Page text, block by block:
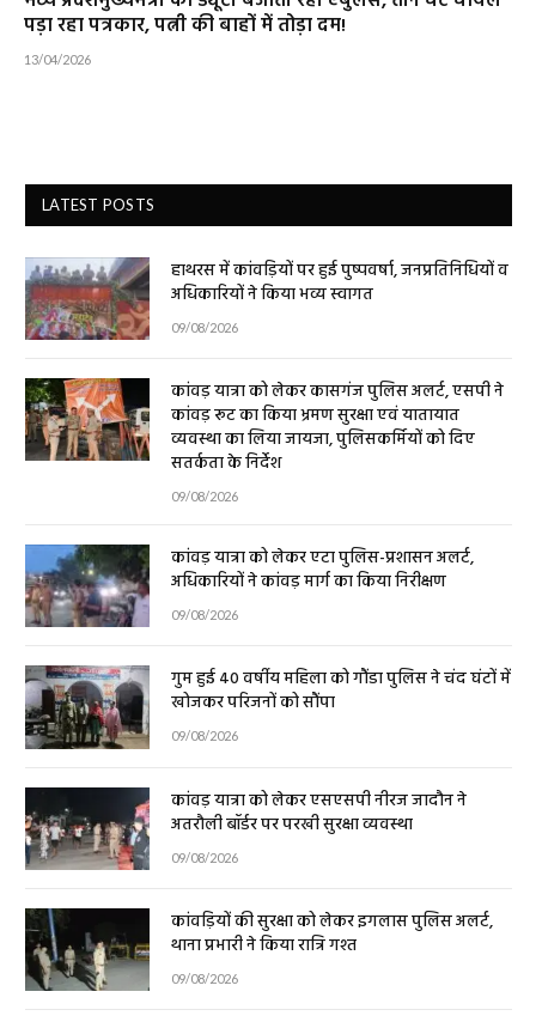
पड़ा रहा पत्रकार, पत्नी की बाहों में तोड़ा दम!
13/04/2026
LATEST POSTS
हाथरस में कांवड़ियों पर हुई पुष्पवर्षा, जनप्रतिनिधियों व
अधिकारियों ने किया भव्य स्वागत
09/08/2026
कांवड़ यात्रा को लेकर कासगंज पुलिस अलर्ट, एसपी ने
कांवड़ रूट का किया भ्रमण सुरक्षा एवं यातायात
व्यवस्था का लिया जायजा, पुलिसकर्मियों को दिए
सतर्कता के निर्देश
09/08/2026
कांवड़ यात्रा को लेकर एटा पुलिस-प्रशासन अलर्ट,
अधिकारियों ने कांवड़ मार्ग का किया निरीक्षण
09/08/2026
गुम हुई 40 वर्षीय महिला को गौंडा पुलिस ने चंद घंटों में
खोजकर परिजनों को सौंपा
09/08/2026
कांवड़ यात्रा को लेकर एसएसपी नीरज जादौन ने
अतरौली बॉर्डर पर परखी सुरक्षा व्यवस्था
09/08/2026
कांवड़ियों की सुरक्षा को लेकर इगलास पुलिस अलर्ट,
थाना प्रभारी ने किया रात्रि गश्त
09/08/2026